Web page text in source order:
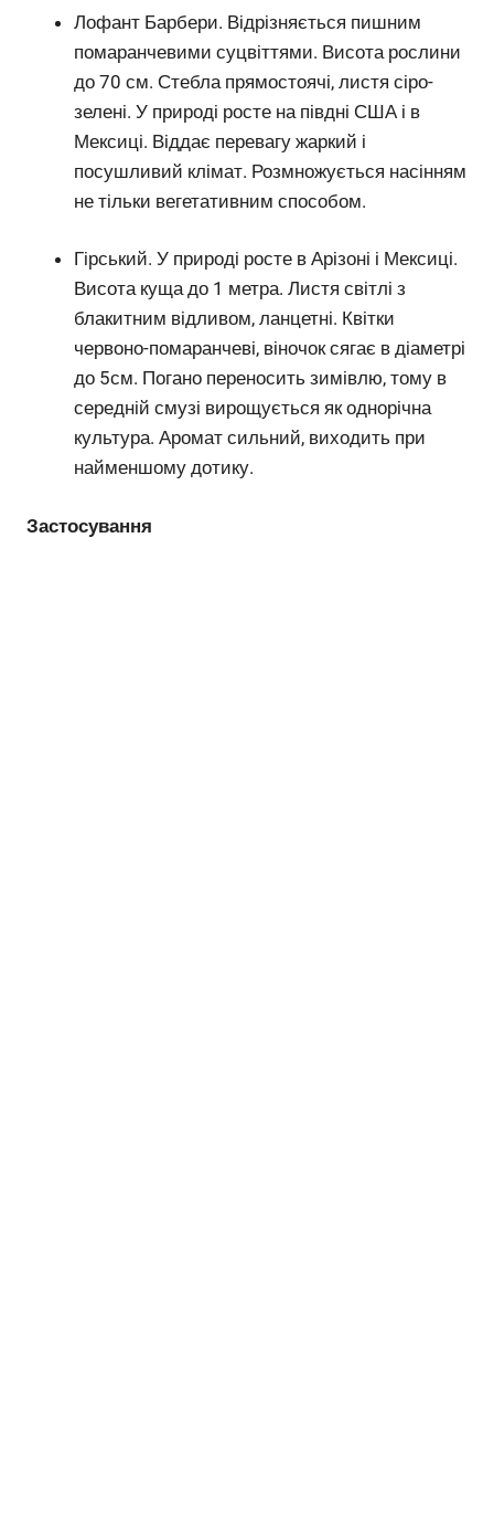
Лофант Барбери. Відрізняється пишним
помаранчевими суцвіттями. Висота рослини
до 70 см. Стебла прямостоячі, листя сіро-
зелені. У природі росте на півдні США і в
Мексиці. Віддає перевагу жаркий і
посушливий клімат. Розмножується насінням
не тільки вегетативним способом.
Гірський. У природі росте в Арізоні і Мексиці.
Висота куща до 1 метра. Листя світлі з
блакитним відливом, ланцетні. Квітки
червоно-помаранчеві, віночок сягає в діаметрі
до 5см. Погано переносить зимівлю, тому в
середній смузі вирощується як однорічна
культура. Аромат сильний, виходить при
найменшому дотику.
Застосування